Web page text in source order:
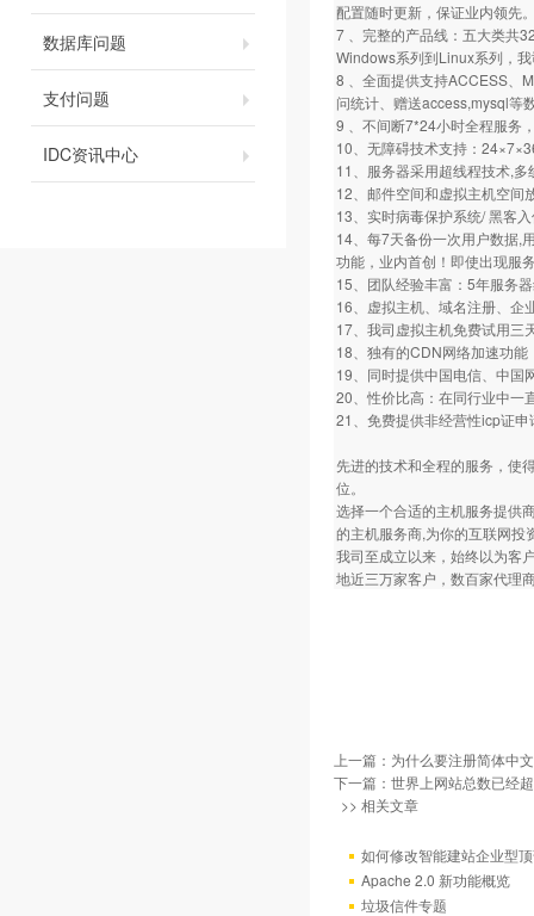
数据库问题
支付问题
IDC资讯中心
配置随时更新，保证业内领先
7 、完整的产品线：五大类共
Windows系列到Linux系列，
8 、全面提供支持ACCESS、
问统计、赠送access,mysql等
9 、不间断7*24小时全程服务
10、无障碍技术支持：
11、服务器采用超线程技术,
12、邮件空间和虚拟主机空间
13、实时病毒保护系统/ 黑客
14、每7天备份一次用户数据,
功能，业内首创！即使出现服
15、团队经验丰富：5年服务
16、虚拟主机、域名注册、企
17、我司虚拟主机免费试用三
18、独有的CDN网络加速功
19、同时提供中国电信、中国
20、性价比高：在同行业中一
21、免费提供非经营性icp证
先进的技术和全程的服务，使
位。
选择一个合适的主机服务提供
的主机服务商,为你的互联网投
我司至成立以来，始终以为客
地近三万家客户，数百家代理
上一篇： 为什么要注册简体中
下一篇： 世界上网站总数已经
>> 相关文章
如何修改智能建站企业型
Apache 2.0 新功能概览
垃圾信件专题